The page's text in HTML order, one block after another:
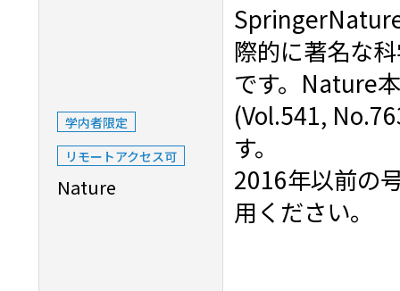
学内者限定
リモートアクセス可
Nature
際的に著名な
です。Nature
(Vol.541,
す。
2016年以前の
用ください。